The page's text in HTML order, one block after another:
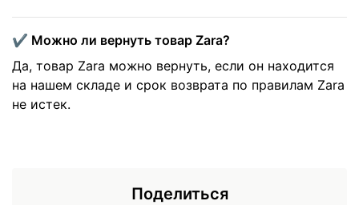
✔️ Можно ли вернуть товар Zara?
Да, товар Zara можно вернуть, если он находится
на нашем складе и срок возврата по правилам Zara
не истек.
Поделиться